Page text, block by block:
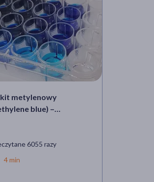
metylenowy
blue) –
6055 razy
4 min